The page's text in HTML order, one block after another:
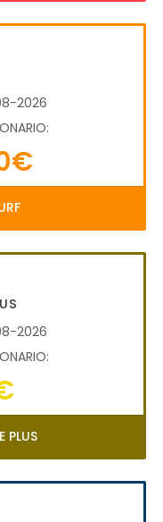
2026
2026
PLUS